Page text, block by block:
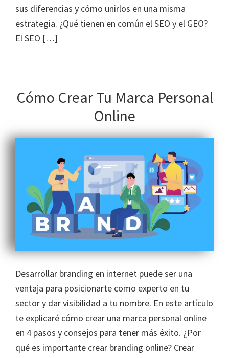
sus diferencias y cómo unirlos en una misma
estrategia. ¿Qué tienen en común el SEO y el GEO?
El SEO […]
Cómo Crear Tu Marca Personal
Online
Desarrollar branding en internet puede ser una
ventaja para posicionarte como experto en tu
sector y dar visibilidad a tu nombre. En este artículo
te explicaré cómo crear una marca personal online​
en 4 pasos y consejos para tener más éxito. ¿Por
qué es importante crear branding online? Crear